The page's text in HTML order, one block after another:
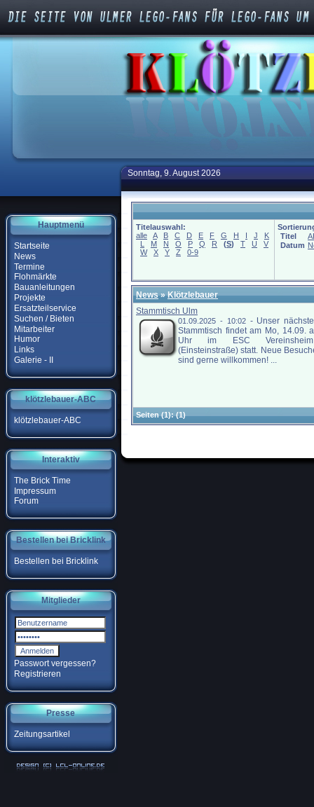
Hauptmenü
Startseite
News
Termine
Flohmärkte
Bauanleitungen
Projekte
Ersatzteilservice
Suchen / Bieten
Mitarbeiter
Humor
Links
Galerie - II
klötzlebauer-ABC
klötzlebauer-ABC
Interaktiv
The Brick Time
Impressum
Forum
Bestellen bei Bricklink
Bestellen bei Bricklink
Mitglieder
Passwort vergessen?
Registrieren
Presse
Zeitungsartikel
Sonntag, 9. August 2026
Titelauswahl:
alle
A B C D E F G H I J
K
L
M N O P Q R (S) T U
V
W
X Y Z 0-9
Titel
Datum
News»Klötzlebauer
Stammtisch Ulm
01.09.2025 - 10:02- Unser
Stammtisch findet am Mo, 14.09.
Uhr im ESC
(Einsteinstraße) statt. Neue
sind gerne willkommen! ...
Seiten(1):(1)